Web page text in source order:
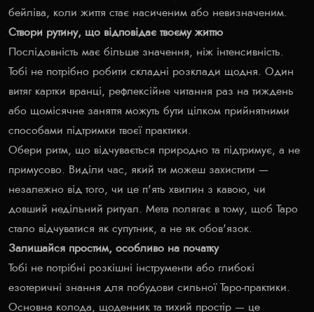
бейліва, коли життя стає насиченим або невизначеним.
Створи рутину, що відповідає твоєму життю
Послідовність має більше значення, ніж інтенсивність.
Тобі не потрібно робити складні розклади щодня. Один
витяг картки вранці, рефлексійне читання раз на тиждень
або щомісячне заняття можуть бути цілком прийнятними
способами підтримки твоєї практики.
Обери ритм, що відчувається природно та підтримує, а не
примусово. Виділи час, який ти можеш захистити —
незалежно від того, чи це п'ять хвилин з кавою, чи
довший недільний ритуал. Мета полягає в тому, щоб Таро
стало відчуватися як супутник, а не як обов'язок.
Залишайся простим, особливо на початку
Тобі не потрібні розкішні інструменти або глибокі
езотеричні знання для побудови сильної Таро-практики.
Основна колода, щоденник та тихий простір — це